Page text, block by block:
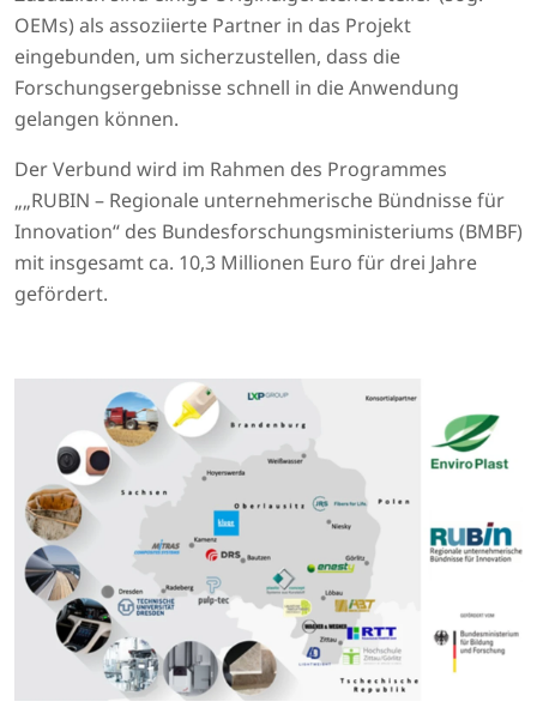
OEMs) als assoziierte Partner in das Projekt
eingebunden, um sicherzustellen, dass die
Forschungsergebnisse schnell in die Anwendung
gelangen können.
Der Verbund wird im Rahmen des Programmes
„„RUBIN – Regionale unternehmerische Bündnisse für
Innovation“ des Bundesforschungsministeriums (BMBF)
mit insgesamt ca. 10,3 Millionen Euro für drei Jahre
gefördert.